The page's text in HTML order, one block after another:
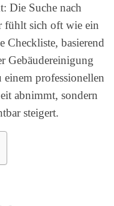
Die Suche nach
fühlt sich oft wie ein
Checkliste, basierend
Gebäudereinigung
professionellen
abnimmt, sondern
steigert.